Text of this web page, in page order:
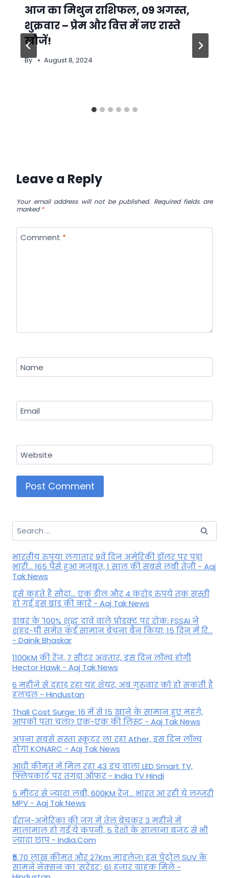
आज का मिथुन राशिफल, 09 अगस्त,
शुक्रवार – प्रेम और वित्त में नए रास्ते
खोजें!
By August 8, 2024
Leave a Reply
Your email address will not be published. Required fields are
marked*
Comment *
Name
Email
Website
Search
for:
भारतीय रुपया लगातार 9वें दिन अमेरिकी डॉलर पर पड़ा
भारी... 165 पैसे हुआ मजबूत, 1 साल की सबसे लंबी तेजी - Aaj
Tak News
इसे कहते हैं सौदा... एक डील और 4 करोड़ रुपये तक सस्ती
हो गई इस ब्रांड की कारें - Aaj Tak News
डाबर के '100% शुद्ध' दावे वाले प्रोडक्ट पर रोक: FSSAI ने
शहद-घी समेत कई सामान बेचना बैन किया; 15 दिन में रि...
- Dainik Bhaskar
1100KM की रेंज, 7 सीटर अवतार, इस दिन लॉन्च होगी
Hector Hawk - Aaj Tak News
6 महीने से दहाड़ रहा यह शेयर, अब गुरुवार को हो सकती है
हलचल - Hindustan
Thali Cost Surge: 16 में से 15 खाने के सामान हुए महंगे,
आपको पता चला? एक-एक की लिस्ट - Aaj Tak News
अपना सबसे सस्ता स्कूटर ला रहा Ather, इस दिन लॉन्च
होगा KONARC - Aaj Tak News
आधी कीमत में मिल रहा 43 इंच वाला LED Smart TV,
फ्लिपकार्ट पर तगड़ा ऑफर - India TV Hindi
5 मीटर से ज्यादा लंबी, 600KM रेंज... भारत आ रही ये लग्जरी
MPV - Aaj Tak News
ईरान-अमेरिका की जंग में तेल बेचकर 3 महीने में
मालामाल हो गई ये कंपनी, 5 देशों के सालाना बजट से भी
ज्यादा छाप - India.Com
₹5.70 लाख कीमत और 27Km माइलेज! इस पेट्रोल SUV के
सामने नेक्सन का 'सरेंडर'; 61 हजार ग्राहक मिले -